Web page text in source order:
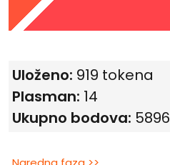
Uloženo: 919 tokena
Plasman: 14
Ukupno bodova: 5896